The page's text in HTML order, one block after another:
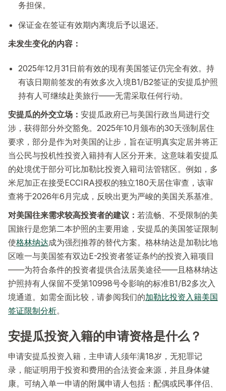
务担保。
保证金在签证有效期内离境后予以退还。
未发生变化的内容：
2025年12月31日前有效的现有美国签证仍完全有效。持
有该日期前签发的有效多次入境B1/B2签证的安提瓜护照
持有人可继续赴美旅行——无需采取任何行动。
安提瓜的外交立场： 安提瓜政府已与美国行政当局进行交
涉，获得部分外交豁免。2025年10月颁布的30天强制居住
要求，部分是作为对美国的让步，旨在证明真实定居并将正
当公民与投机性投资入籍持有人区分开来。这意味着安提瓜
的处境优于部分可比加勒比投资入籍司法管辖区。例如，多
米尼加正在接受ECCIRA授权的独立180天居住审查，该审
查将于2026年6月完成，反映出更为严峻的美国关系基准。
对美国往来需求较高投资者的建议： 若流畅、不受限制的美
国旅行是您第二本护照的主要用途，安提瓜的美国签证限制
使格林纳达成为强烈推荐的替代方案。格林纳达是加勒比地
区唯一与美国签有双边E-2投资者签证条约的投资入籍项目
——为符合条件的投资者提供合法居美途径——且格林纳达
护照持有人保留不受第10998号令影响的标准B1/B2多次入
境通道。如需全面比较，请参阅我们的加勒比投资入籍美国
签证限制分析。
安提瓜投资入籍的申请资格是什么？
申请安提瓜投资入籍，主申请人须年满18岁，无犯罪记
录，能证明用于投资和费用的合法资金来源，并且身体健
康。可纳入单一申请的附属申请人包括：配偶或民事伴侣、